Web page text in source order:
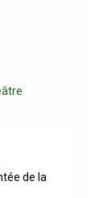
de la